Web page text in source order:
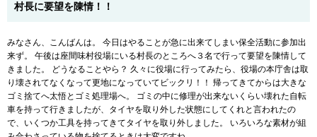
村長に要望を陳情！！
みなさん、こんばんは。 今日はやることが急に出来てしまい保全活動に参加出
来ず。 午後は座間味村役場にいる村長のところへ３名で行って要望を陳情して
きました。 どうなることやら？ 久々に役場に行ってみたら、役場の本庁舎は取
り壊されてなくなって更地になっていてビックリ！！ 帰ってきてからは大きな
ゴミ捨てへ太悟とゴミ処理場へ。 ゴミの中に修理が出来ないくらい壊れた自転
車を持って行きましたが、タイヤを取り外した状態にしてくれと言われたの
で、いくつか工具を持ってきてタイヤを取り外しました。 いろいろな素材が組